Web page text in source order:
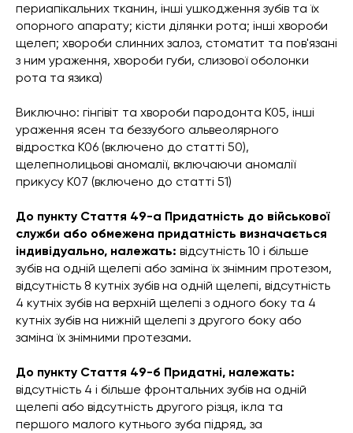
периапікальних тканин, інші ушкодження зубів та їх
опорного апарату; кісти ділянки рота; інші хвороби
щелеп; хвороби слинних залоз, стоматит та пов'язані
з ним ураження, хвороби губи, слизової оболонки
рота та язика)
Виключно: гінгівіт та хвороби пародонта К05, інші
ураження ясен та беззубого альвеолярного
відростка К06 (включено до статті 50),
щелепнолицьові аномалії, включаючи аномалії
прикусу К07 (включено до статті 51)
До пункту Стаття 49-а Придатність до військової
служби або обмежена придатність визначається
індивідуально, належать: відсутність 10 і більше
зубів на одній щелепі або заміна їх знімним протезом,
відсутність 8 кутніх зубів на одній щелепі, відсутність
4 кутніх зубів на верхній щелепі з одного боку та 4
кутніх зубів на нижній щелепі з другого боку або
заміна їх знімними протезами.
До пункту Стаття 49-б Придатні, належать:
відсутність 4 і більше фронтальних зубів на одній
щелепі або відсутність другого різця, ікла та
першого малого кутнього зуба підряд, за